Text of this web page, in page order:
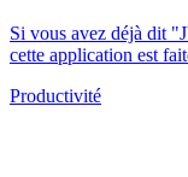
Si vous avez déjà dit
cette application est
Productivité